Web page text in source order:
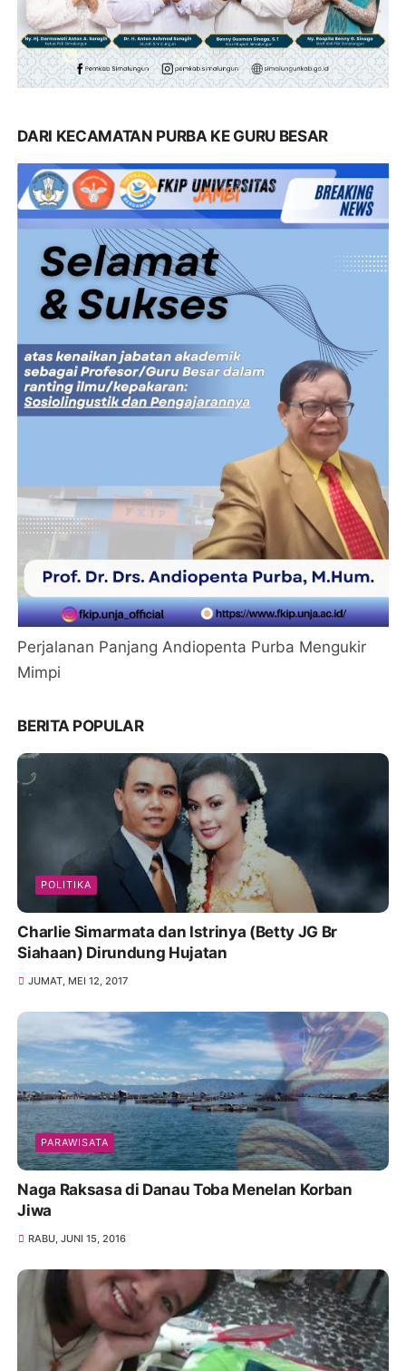
DARI KECAMATAN PURBA KE GURU BESAR
Perjalanan Panjang Andiopenta Purba Mengukir
Mimpi
BERITA POPULAR
POLITIKA
Charlie Simarmata dan Istrinya (Betty JG Br
Siahaan) Dirundung Hujatan
JUMAT, MEI 12, 2017
PARAWISATA
Naga Raksasa di Danau Toba Menelan Korban
Jiwa
RABU, JUNI 15, 2016